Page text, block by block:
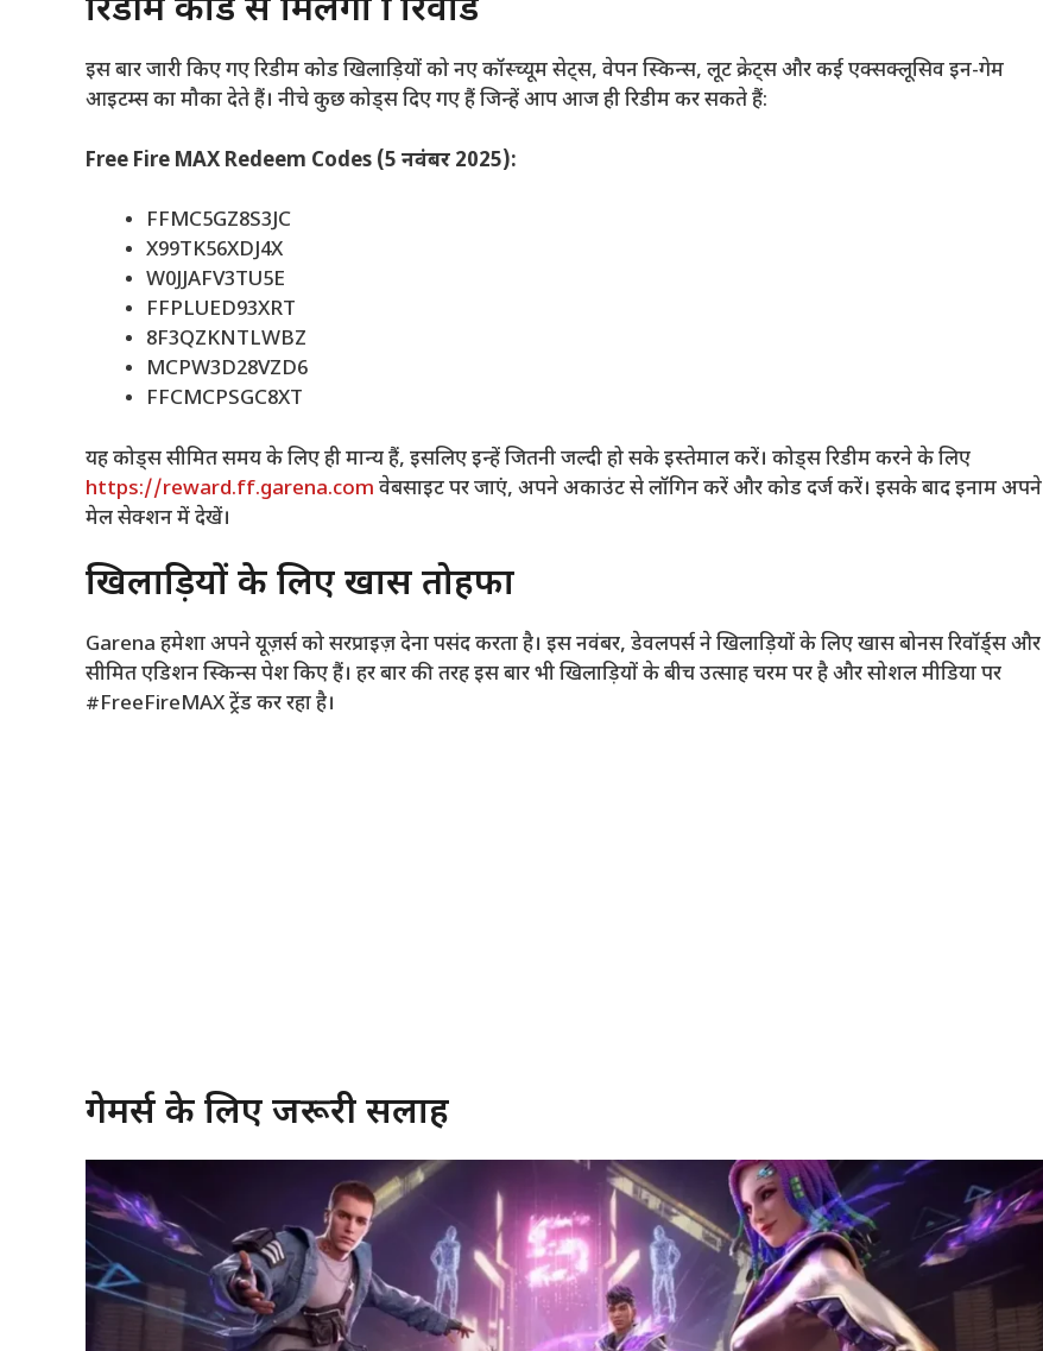
रिडीम कोड से मिलेगा फ्री रिवॉर्ड
इस बार जारी किए गए रिडीम कोड खिलाड़ियों को नए कॉस्च्यूम सेट्स, वेपन स्किन्स, लूट क्रेट्स और कई एक्सक्लूसिव इन-गेम
आइटम्स का मौका देते हैं। नीचे कुछ कोड्स दिए गए हैं जिन्हें आप आज ही रिडीम कर सकते हैं:
Free Fire MAX Redeem Codes (5 नवंबर 2025):
FFMC5GZ8S3JC
X99TK56XDJ4X
W0JJAFV3TU5E
FFPLUED93XRT
8F3QZKNTLWBZ
MCPW3D28VZD6
FFCMCPSGC8XT
यह कोड्स सीमित समय के लिए ही मान्य हैं, इसलिए इन्हें जितनी जल्दी हो सके इस्तेमाल करें। कोड्स रिडीम करने के लिए
https://reward.ff.garena.com वेबसाइट पर जाएं, अपने अकाउंट से लॉगिन करें और कोड दर्ज करें। इसके बाद इनाम अपने
मेल सेक्शन में देखें।
खिलाड़ियों के लिए खास तोहफा
Garena हमेशा अपने यूज़र्स को सरप्राइज़ देना पसंद करता है। इस नवंबर, डेवलपर्स ने खिलाड़ियों के लिए खास बोनस रिवॉर्ड्स और
सीमित एडिशन स्किन्स पेश किए हैं। हर बार की तरह इस बार भी खिलाड़ियों के बीच उत्साह चरम पर है और सोशल मीडिया पर
#FreeFireMAX ट्रेंड कर रहा है।
गेमर्स के लिए जरूरी सलाह